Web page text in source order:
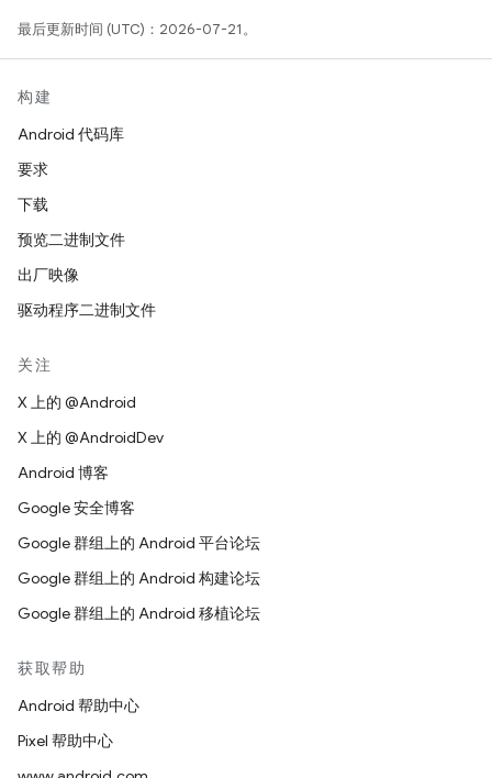
最后更新时间 (UTC)：2026-07-21。
构建
Android 代码库
要求
下载
预览二进制文件
出厂映像
驱动程序二进制文件
关注
X 上的 @Android
X 上的 @AndroidDev
Android 博客
Google 安全博客
Google 群组上的 Android 平台论坛
Google 群组上的 Android 构建论坛
Google 群组上的 Android 移植论坛
获取帮助
Android 帮助中心
Pixel 帮助中心